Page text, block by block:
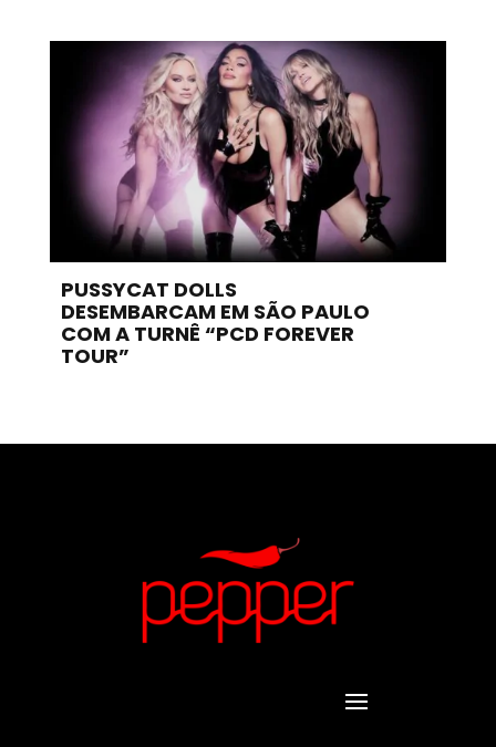
PUSSYCAT DOLLS
DESEMBARCAM EM SÃO PAULO
COM A TURNÊ “PCD FOREVER
TOUR”